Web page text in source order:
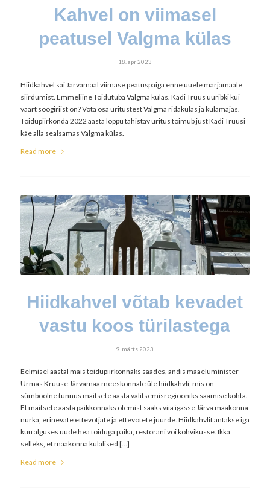
Kahvel on viimasel
peatusel Valgma külas
18. apr 2023
Hiidkahvel sai Järvamaal viimase peatuspaiga enne uuele marjamaale
siirdumist. Emmeliine Toidutuba Valgma külas. Kadi Truus uuribki kui
väärt söögiriist on? Võta osa üritustest Valgma ridakülas ja külamajas.
Toidupiirkonda 2022 aasta lõppu tähistav üritus toimub just Kadi Truusi
käe alla sealsamas Valgma külas.
Read more
Hiidkahvel võtab kevadet
vastu koos türilastega
9. märts 2023
Eelmisel aastal mais toidupiirkonnaks saades, andis maaeluminister
Urmas Kruuse Järvamaa meeskonnale üle hiidkahvli, mis on
sümboolne tunnus maitsete aasta valitsemisregiooniks saamise kohta.
Et maitsete aasta paikkonnaks olemist saaks viia igasse Järva maakonna
nurka, erinevate ettevõtjate ja ettevõtete juurde. Hiidkahvlit antakse iga
kuu alguses uude hea toiduga paika, restorani või kohvikusse. Ikka
selleks, et maakonna külalised […]
Read more